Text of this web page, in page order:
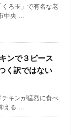
ろ玉」で有名な老
中央 ...
ンで３ピース
く訳ではない
キンが猛烈に食べ
える ...